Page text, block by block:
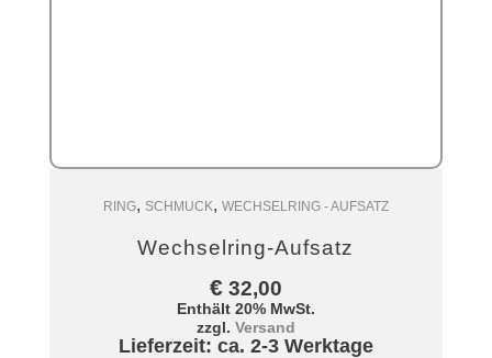
Zum Warenkorb
RING, SCHMUCK, WECHSELRING - AUFSATZ
Wechselring-Aufsatz
€32,00
Enthält 20% MwSt.
zzgl. Versand
Lieferzeit: ca. 2-3 Werktage